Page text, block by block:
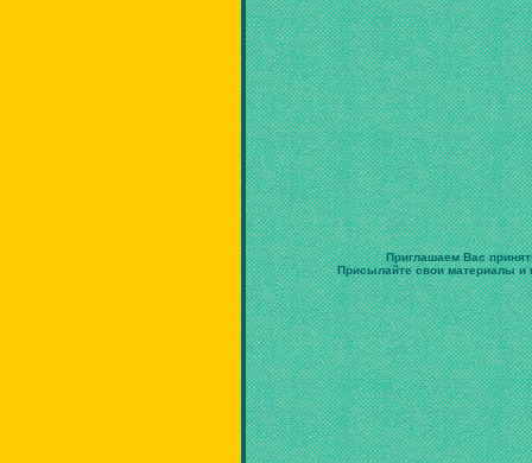
Приглашаем Вас
Присылайте свои материалы и